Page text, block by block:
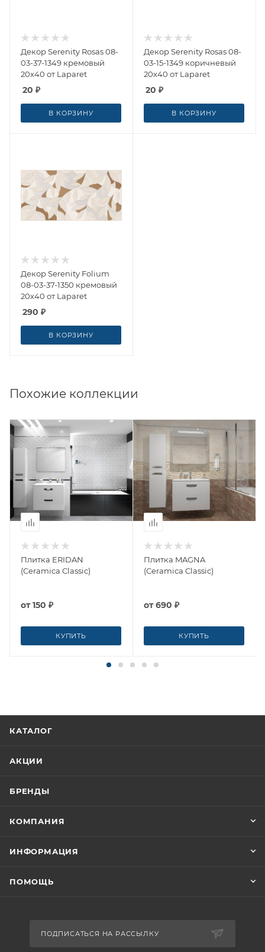
Декор Serenity Rosas 08-
03-37-1349 кремовый
20x40 от Laparet
20 ₽
В КОРЗИНУ
Декор Serenity Rosas 08-
03-15-1349 коричневый
20x40 от Laparet
20 ₽
В КОРЗИНУ
Декор Serenity Folium
08-03-37-1350 кремовый
20x40 от Laparet
290 ₽
В КОРЗИНУ
Похожие коллекции
Плитка ERIDAN
(Ceramica Classic)
от150 ₽
КУПИТЬ
Плитка MAGNA
(Ceramica Classic)
от690 ₽
КУПИТЬ
КАТАЛОГ
АКЦИИ
БРЕНДЫ
КОМПАНИЯ
ИНФОРМАЦИЯ
ПОМОЩЬ
ПОДПИСАТЬСЯ НА РАССЫЛКУ